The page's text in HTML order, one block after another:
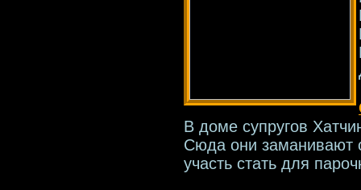
В доме супругов
Сюда они заманивают
участь стать для